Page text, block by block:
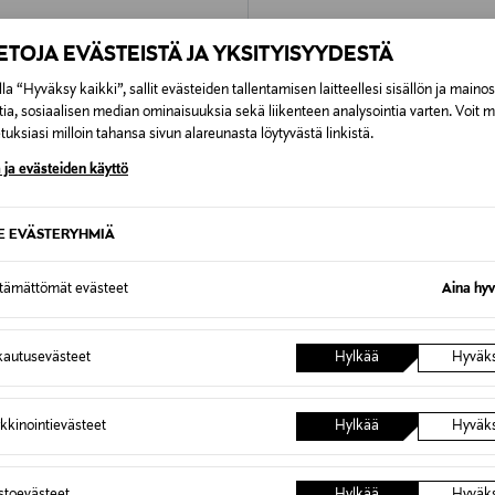
EVÄSTEISTÄ JA YKSITYISYYDESTÄ
“Hyväksy kaikki”, sallit evästeiden tallentamisen laitteellesi sisällön ja
sosiaalisen median ominaisuuksia sekä liikenteen analysointia varten. Voit
milloin tahansa sivun alareunasta löytyvästä linkistä.
ja evästeiden käyttö
EVÄSTERYHMIÄ
evästeet Aina
Hylkää
Hylkää
BS TOYS
Original Price